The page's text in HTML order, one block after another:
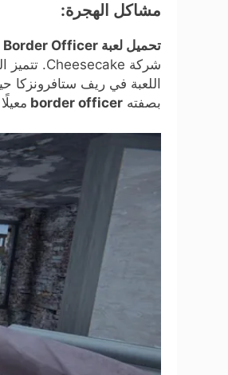
مشاكل الهجرة:
تحميل لعبة Border Officer من ميديا فاير مجاناً
اللعبة في ريف ستافرونزكا
بصفته border officer